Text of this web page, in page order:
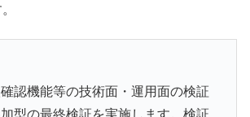
認機能等の技術面・運用面の検証